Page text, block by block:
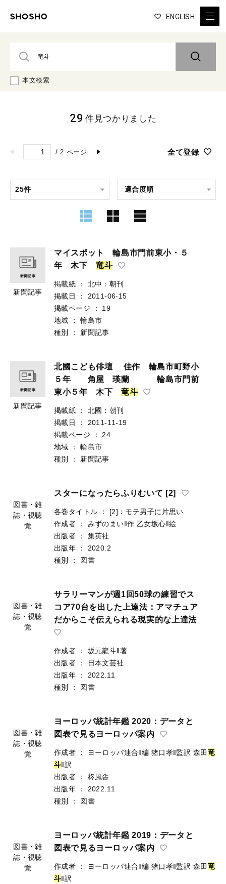
ENGLISH
本文検索
/ 2 ページ 全て登録
29 件見つかりました
新聞記事
マイスポット 輪島市門前東小・５
年 木下竜斗
掲載紙 ：
北中：朝刊
掲載日
：
2011-06-15
掲載ページ
：
19
地域
：
輪島市
種別
： 新聞記事
新聞記事
北國こども俳壇 佳作 輪島市町野小
５年 角屋 瑛蘭 輪島市門前
東小５年 木下竜斗
掲載紙 ：
北國：朝刊
掲載日
：
2011-11-19
掲載ページ
：
24
地域
：
輪島市
種別
： 新聞記事
スターになったらふりむいて [2]
各巻タイトル ：
[2]：モテ男子に片思い
作成者
： みずのまい‖作 乙女坂心‖絵
出版者
：
集英社
出版年
：
2020.2
種別
： 図書
サラリーマンが週1回50球の練習でス
コア70台を出した上達法：アマチュア
だからこそ伝えられる現実的な上達法
作成者 ：
坂元龍斗‖著
出版者
：
日本文芸社
出版年
：
2022.11
種別
： 図書
ヨーロッパ統計年鑑 2020：データと
図表で見るヨーロッパ案内
作成者 ： ヨーロッパ連合‖編 猪口孝‖監訳 森田 竜
斗‖訳
出版者
：
柊風舎
出版年
：
2022.11
種別
： 図書
ヨーロッパ統計年鑑 2019：データと
図表で見るヨーロッパ案内
作成者 ： ヨーロッパ連合‖編 猪口孝‖監訳 森田 竜
斗‖訳